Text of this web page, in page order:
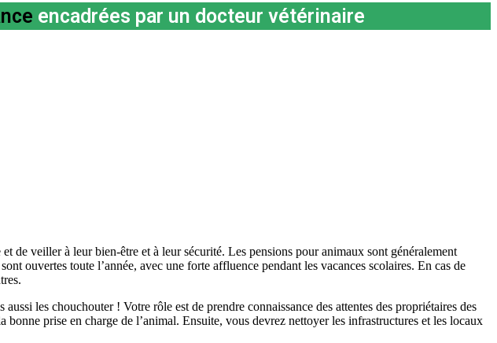
encadrées par un docteur vétérinaire
de veiller à leur bien-être et à leur sécurité. Les pensions pour animaux sont généralement
ouvertes toute l’année, avec une forte affluence pendant les vacances scolaires. En cas de
les chouchouter ! Votre rôle est de prendre connaissance des attentes des propriétaires des
prise en charge de l’animal. Ensuite, vous devrez nettoyer les infrastructures et les locaux